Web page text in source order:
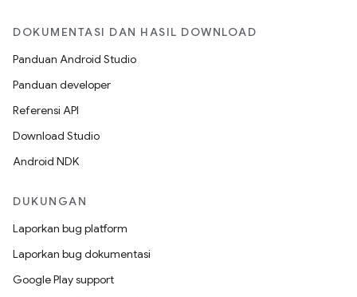
DOKUMENTASI DAN HASIL DOWNLOAD
Panduan Android Studio
Panduan developer
Referensi API
Download Studio
Android NDK
DUKUNGAN
Laporkan bug platform
Laporkan bug dokumentasi
Google Play support